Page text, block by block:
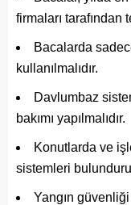
firmaları tarafından
Bacalarda
kullanılmalıdır.
Davlumbaz
bakımı yapılmalıdır.
Konutlarda ve
sistemleri
Yangın